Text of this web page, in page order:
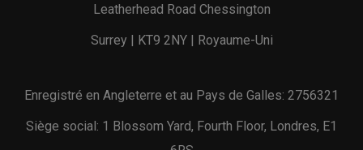
Leatherhead Road Chessington
Surrey | KT9 2NY | Royaume-Uni
Enregistré en Angleterre et au Pays de Galles: 2756321
Siège social: 1 Blossom Yard, Fourth Floor, Londres, E1